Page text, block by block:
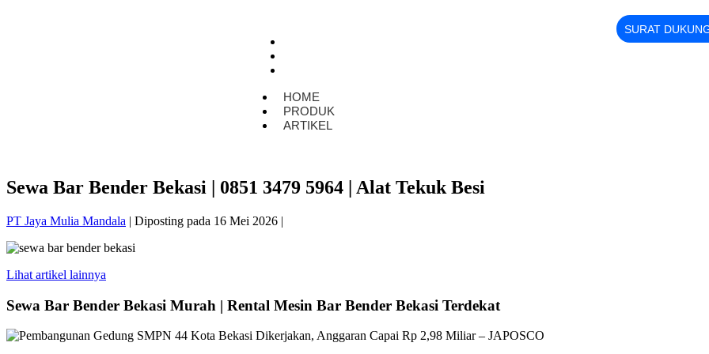
HOME
PRODUK
ARTIKEL
SURAT
Sewa Bar Bender Bekasi | 0851 3479 5964 | Alat Tekuk Besi
PT Jaya Mulia Mandala | Diposting pada 16 Mei 2026 |
Lihat artikel lainnya
Sewa Bar Bender Bekasi Murah | Rental Mesin Bar Bender Bekasi Terdekat